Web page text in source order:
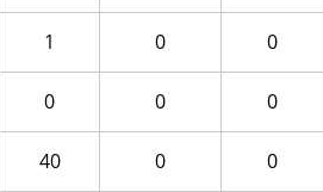
1 0 0
0 0 0
40 0 0